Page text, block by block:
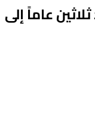
عاماً إلى